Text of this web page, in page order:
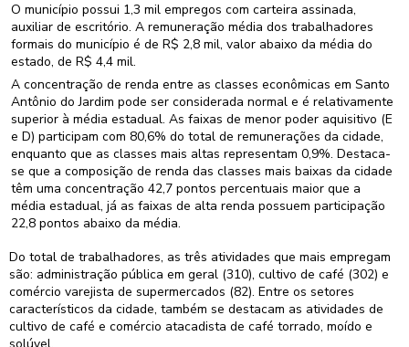
O município possui 1,3 mil empregos com carteira assinada,
auxiliar de escritório. A remuneração média dos trabalhadores
formais do município é de R$ 2,8 mil, valor abaixo da média do
estado, de R$ 4,4 mil.
A concentração de renda entre as classes econômicas em Santo
Antônio do Jardim pode ser considerada normal e é relativamente
superior à média estadual. As faixas de menor poder aquisitivo (E
e D) participam com 80,6% do total de remunerações da cidade,
enquanto que as classes mais altas representam 0,9%. Destaca-
se que a composição de renda das classes mais baixas da cidade
têm uma concentração 42,7 pontos percentuais maior que a
média estadual, já as faixas de alta renda possuem participação
22,8 pontos abaixo da média.
Do total de trabalhadores, as três atividades que mais empregam
são: administração pública em geral (310), cultivo de café (302) e
comércio varejista de supermercados (82). Entre os setores
característicos da cidade, também se destacam as atividades de
cultivo de café e comércio atacadista de café torrado, moído e